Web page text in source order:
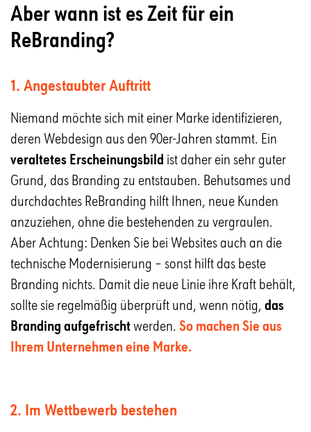
Aber wann ist es Zeit für ein
ReBranding?
1. Angestaubter Auftritt
Niemand möchte sich mit einer Marke identifizieren,
deren Webdesign aus den 90er-Jahren stammt. Ein
veraltetes Erscheinungsbild ist daher ein sehr guter
Grund, das Branding zu entstauben. Behutsames und
durchdachtes ReBranding hilft Ihnen, neue Kunden
anzuziehen, ohne die bestehenden zu vergraulen.
Aber Achtung: Denken Sie bei Websites auch an die
technische Modernisierung – sonst hilft das beste
Branding nichts. Damit die neue Linie ihre Kraft behält,
sollte sie regelmäßig überprüft und, wenn nötig, das
Branding aufgefrischtwerden. So machen Sie aus
Ihrem Unternehmen eine Marke.
2. Im Wettbewerb bestehen